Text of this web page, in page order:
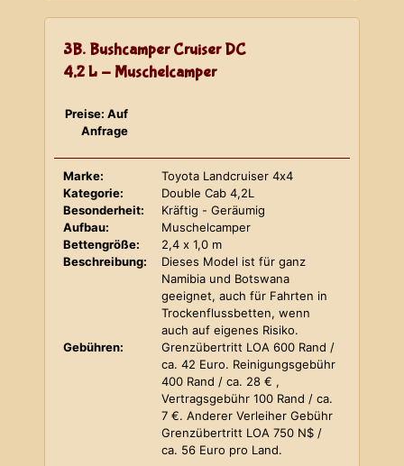
3B. Bushcamper Cruiser DC
4,2 L - Muschelcamper
Preise: Auf
Anfrage
Marke:
Toyota Landcruiser 4x4
Kategorie:
Double Cab 4,2L
Besonderheit:
Kräftig - Geräumig
Aufbau:
Muschelcamper
Bettengröße:
2,4 x 1,0 m
Beschreibung:
Dieses Model ist für ganz
Namibia und Botswana
geeignet, auch für Fahrten in
Trockenflussbetten, wenn
auch auf eigenes Risiko.
Gebühren:
Grenzübertritt LOA 600 Rand /
ca. 42 Euro. Reinigungsgebühr
400 Rand / ca. 28 € ,
Vertragsgebühr 100 Rand / ca.
7 €. Anderer Verleiher Gebühr
Grenzübertritt LOA 750 N$ /
ca. 56 Euro pro Land.